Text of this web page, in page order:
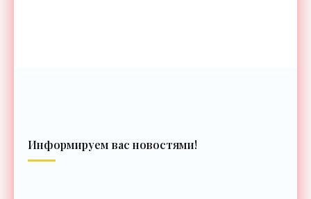
Информируем вас новостями!